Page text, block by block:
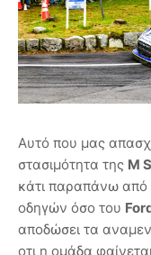
Αυτό που μας
στασιμότητα της M
κάτι παραπάνω από
οδηγών όσο του
αποδώσει τα
οτι η ομάδα